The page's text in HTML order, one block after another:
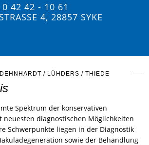
0 42 42 - 10 61
4, 28857 SYKE
/ LÜHDERS / THIEDE
Spektrum der konservativen
neuesten diagnostischen Möglichkeiten
Schwerpunkte liegen in der Diagnostik
sowie der Behandlung